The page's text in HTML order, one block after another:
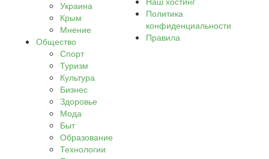
Украина
Крым
Мнение
Общество
Спорт
Туризм
Культура
Бизнес
Здоровье
Мода
Быт
Образование
Технологии
Политика
конфиденциальности
Правила